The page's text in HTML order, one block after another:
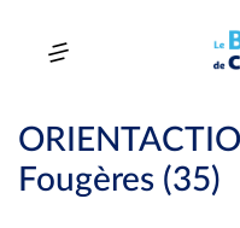
Fougères (35)